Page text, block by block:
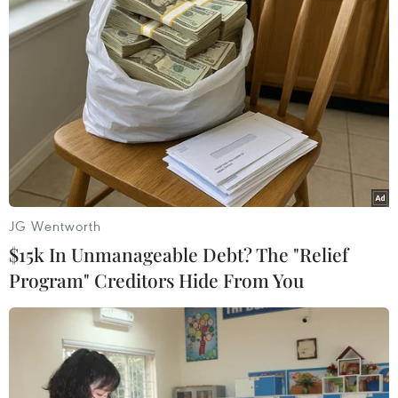
Naver và NVIDIA tăng tốc xây dựng
“Nhà máy AI,” hướng tới doanh thu
từ năm 2027
07/08/2026 13:01
APIE Camp 2026: Kết nối sinh viên
Việt Nam với cộng đồng Internet
quốc tế
niên đổi mới sáng tạo vì cộng đồng
bền vững
07/08/2026 10:33
JG Wentworth
$15k In Unmanageable Debt? The "Relief
Program" Creditors Hide From You